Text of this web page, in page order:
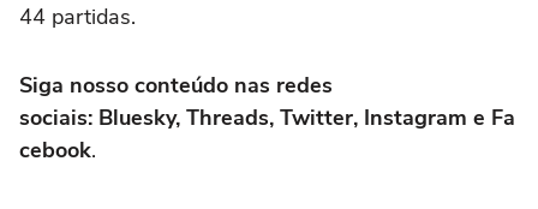
44 partidas.
Siga nosso conteúdo nas redes
sociais: Bluesky, Threads, Twitter, Instagram e Fa
cebook.